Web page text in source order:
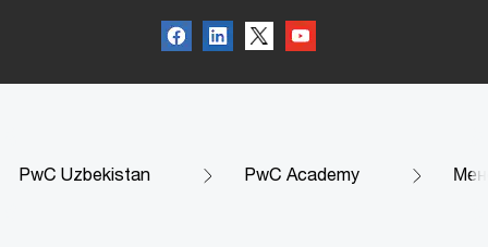
PwC Uzbekistan PwC Academy